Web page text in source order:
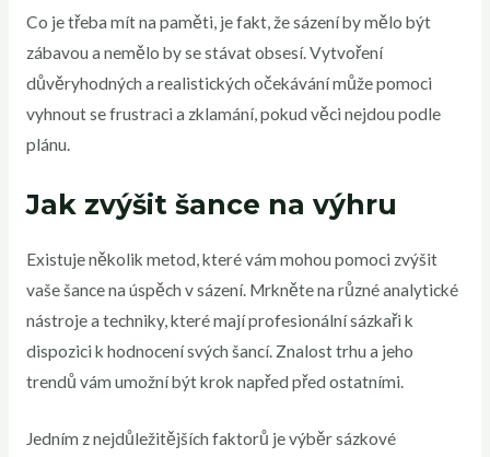
Co je třeba mít na paměti, je fakt, že sázení by mělo být
zábavou a nemělo by se stávat obsesí. Vytvoření
důvěryhodných a realistických očekávání může pomoci
vyhnout se frustraci a zklamání, pokud věci nejdou podle
plánu.
Jak zvýšit šance na výhru
Existuje několik metod, které vám mohou pomoci zvýšit
vaše šance na úspěch v sázení. Mrkněte na různé analytické
nástroje a techniky, které mají profesionální sázkaři k
dispozici k hodnocení svých šancí. Znalost trhu a jeho
trendů vám umožní být krok napřed před ostatními.
Jedním z nejdůležitějších faktorů je výběr sázkové